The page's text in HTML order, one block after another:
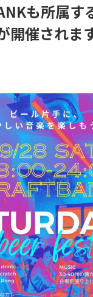
も所属
開催されます